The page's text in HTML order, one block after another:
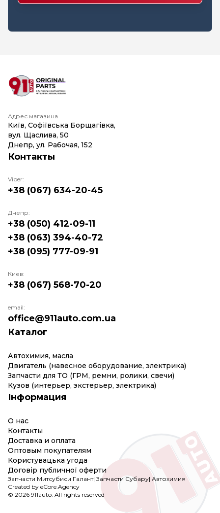
Адрес магазина
Київ, Софіївська Борщагівка,
вул. Щаслива, 50
Днепр, ул. Рабочая, 152
Каталог
Автохимия, масла
Двигатель (навесное оборудование, электрика)
Запчасти для ТО (ГРМ, ремни, ролики, свечи)
Кузов (интерьер, экстерьер, электрика)
Інформация
О нас
Контакты
Доставка и оплата
Оптовым покупателям
Користувацька угода
Договір публичної оферти
Контакты
Viber:
+38 (067) 634-20-45
Днепр:
+38 (050) 412-09-11
+38 (063) 394-40-72
+38 (095) 777-09-91
Киев:
+38 (067) 568-70-20
email:
office@911auto.com.ua
Created by eCore.Agency
Запчасти Митсубиси Галант|Запчасти Субару| Автохимия
© 2026 911auto. All rights reserved